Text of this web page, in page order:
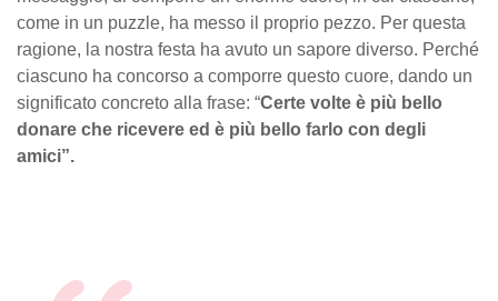
come in un puzzle, ha messo il proprio pezzo. Per questa
ragione, la nostra festa ha avuto un sapore diverso. Perché
ciascuno ha concorso a comporre questo cuore, dando un
significato concreto alla frase: “Certe volte è più bello
donare che ricevere ed è più bello farlo con degli
amici”.